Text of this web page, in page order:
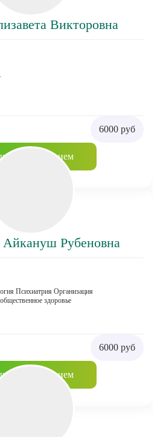
Викторовна
6000 руб
на прием
Рубеновна
Психиатрия Организация
здоровье
6000 руб
на прием